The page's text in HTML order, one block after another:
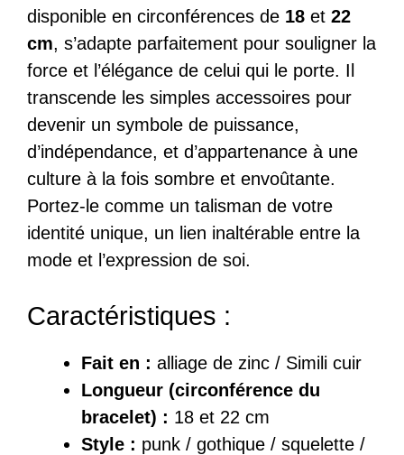
disponible en circonférences de 18 et 22
cm, s’adapte parfaitement pour souligner la
force et l’élégance de celui qui le porte. Il
transcende les simples accessoires pour
devenir un symbole de puissance,
d’indépendance, et d’appartenance à une
culture à la fois sombre et envoûtante.
Portez-le comme un talisman de votre
identité unique, un lien inaltérable entre la
mode et l’expression de soi.
Caractéristiques :
Fait en : alliage de zinc / Simili cuir
Longueur (circonférence du
bracelet) : 18 et 22 cm
Style : punk / gothique / squelette /